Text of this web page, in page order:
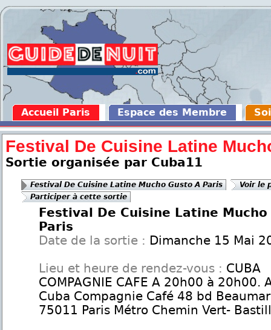
Accueil Paris Espace des Membre
Festival De Cuisine Latine
Sortie organisée par Cuba11
Festival De Cuisine Latine Mucho Gusto A Paris
Voir le
Participer à cette sortie
Festival De Cuisine Latine Mucho
Paris
Date de la sortie : Dimanche 15 Mai
Lieu et heure de rendez-vous : CUBA
COMPAGNIE CAFE A 20h00 à 20h00.
Cuba Compagnie Café 48 bd
75011 Paris Métro Chemin Vert-